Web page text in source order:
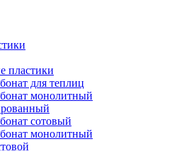
пластики
для теплиц
монолитный
сотовый
монолитный